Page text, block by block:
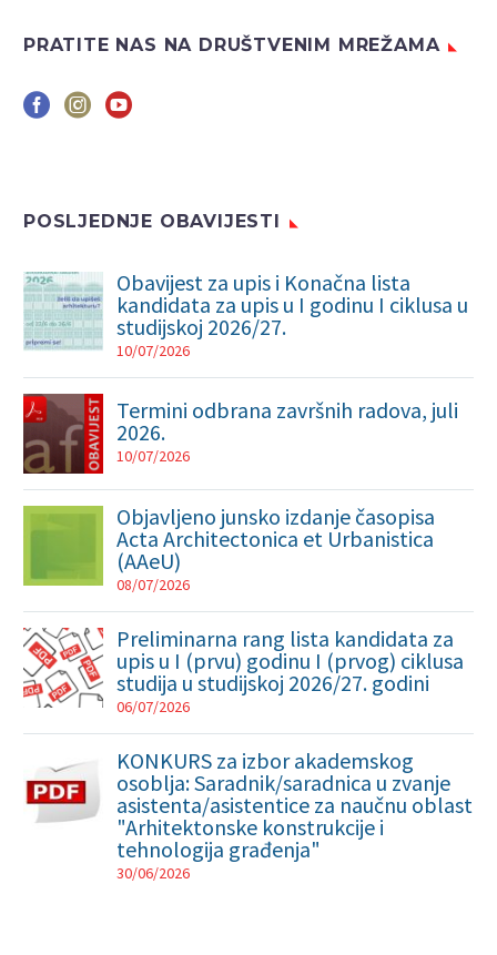
PRATITE NAS NA DRUŠTVENIM MREŽAMA
POSLJEDNJE OBAVIJESTI
Obavijest za upis i Konačna lista
kandidata za upis u I godinu I ciklusa u
studijskoj 2026/27.
10/07/2026
Termini odbrana završnih radova, juli
2026.
10/07/2026
Objavljeno junsko izdanje časopisa
Acta Architectonica et Urbanistica
(AAeU)
08/07/2026
Preliminarna rang lista kandidata za
upis u I (prvu) godinu I (prvog) ciklusa
studija u studijskoj 2026/27. godini
06/07/2026
KONKURS za izbor akademskog
osoblja: Saradnik/saradnica u zvanje
asistenta/asistentice za naučnu oblast
"Arhitektonske konstrukcije i
tehnologija građenja"
30/06/2026